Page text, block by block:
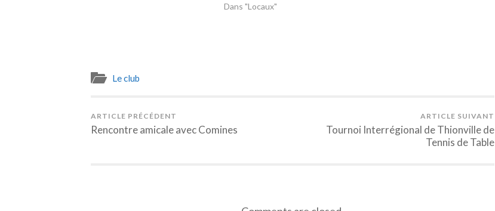
Dans "Locaux"
Le club
ARTICLE PRÉCÉDENT
Rencontre amicale avec Comines
ARTICLE SUIVANT
Tournoi Interrégional de Thionville de
Tennis de Table